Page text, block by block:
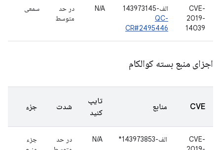
CVE-
2019-
14039
الف-143973145
QC-
CR#2495446
N/A
در حد
متوسط
سمعی
اجزای منبع بسته کوالکام
CVE منابع
تایپ
کنید
شدت جزء
CVE-
الف-143973853* N/A
در حد
جزء